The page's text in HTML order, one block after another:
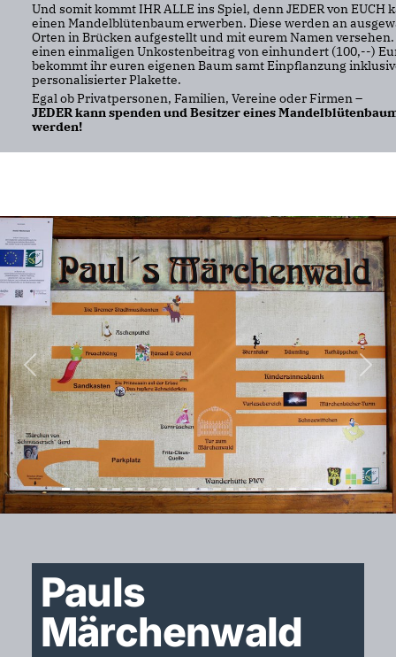
Und somit kommt IHR ALLE ins Spiel, denn JEDER von EUCH
einen Mandelblütenbaum erwerben. Diese werden an
Orten in Brücken aufgestellt und mit eurem Namen
einen einmaligen Unkostenbeitrag von einhundert (100,--)
bekommt ihr euren eigenen Baum samt Einpflanzung
personalisierter Plakette.
Egal ob Privatpersonen, Familien, Vereine oder Firmen –
JEDER kann spenden und Besitzer eines
werden!
Previous
Pauls
Märchenwald